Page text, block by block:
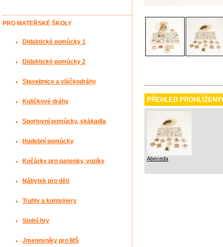
PŘEHLED
Abeceda
PRO MATEŘSKÉ ŠKOLY
Didaktické pomůcky 1
Didaktické pomůcky 2
Stavebnice a vláčkodráhy
Kuličkové dráhy
Sportovní pomůcky, skákadla
Hudební pomůcky
Kočárky pro panenky, vozíky
Nábytek pro děti
Truhly a kontejnery
Stolní hry
Jmenovníky pro MŠ